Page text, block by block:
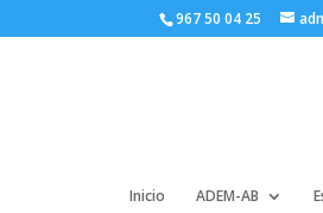
967 50 04 25
Inicio ADEM-AB